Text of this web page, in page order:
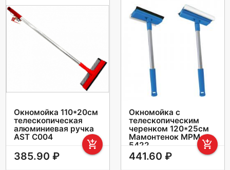
Окномойка 110*20см
телескопическая
алюминиевая ручка
AST С004
add_shopping_cart
385.90 ₽
Окномойка с
телескопическим
черенком 120*25см
Мамонтенок МРМ
5422
add_shopping_cart
441.60 ₽